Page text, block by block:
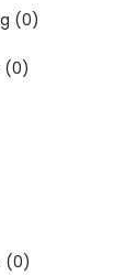
(0)
(0)
(0)